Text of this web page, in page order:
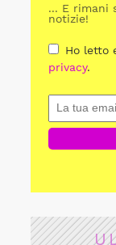
... E rimani
notizie!
Ho letto
privacy.